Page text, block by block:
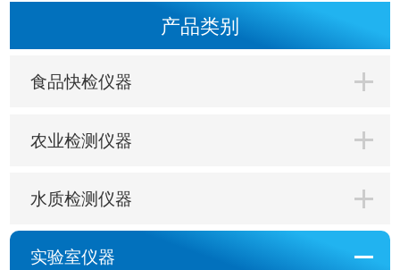
产品类别
食品快检仪器
农业检测仪器
水质检测仪器
实验室仪器